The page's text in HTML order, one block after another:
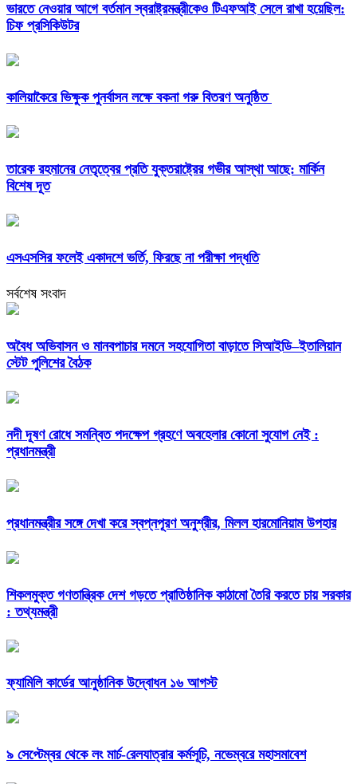
ভারতে নেওয়ার আগে বর্তমান স্বরাষ্ট্রমন্ত্রীকেও টিএফআই সেলে রাখা হয়েছিল:
চিফ প্রসিকিউটর
কালিয়াকৈরে ভিক্ষুক পুনর্বাসন লক্ষে বকনা গরু বিতরণ অনুষ্ঠিত
তারেক রহমানের নেতৃত্বের প্রতি যুক্তরাষ্ট্রের গভীর আস্থা আছে: মার্কিন
বিশেষ দূত
এসএসসির ফলেই একাদশে ভর্তি, ফিরছে না পরীক্ষা পদ্ধতি
সর্বশেষ সংবাদ
অবৈধ অভিবাসন ও মানবপাচার দমনে সহযোগিতা বাড়াতে সিআইডি–ইতালিয়ান
স্টেট পুলিশের বৈঠক
নদী দূষণ রোধে সমন্বিত পদক্ষেপ গ্রহণে অবহেলার কোনো সুযোগ নেই :
প্রধানমন্ত্রী
প্রধানমন্ত্রীর সঙ্গে দেখা করে স্বপ্নপূরণ অনুশ্রীর, মিলল হারমোনিয়াম উপহার
শিকলমুক্ত গণতান্ত্রিক দেশ গড়তে প্রাতিষ্ঠানিক কাঠামো তৈরি করতে চায় সরকার
: তথ্যমন্ত্রী
ফ্যামিলি কার্ডের আনুষ্ঠানিক উদ্বোধন ১৬ আগস্ট
৯ সেপ্টেম্বর থেকে লং মার্চ-রেলযাত্রার কর্মসূচি, নভেম্বরে মহাসমাবেশ